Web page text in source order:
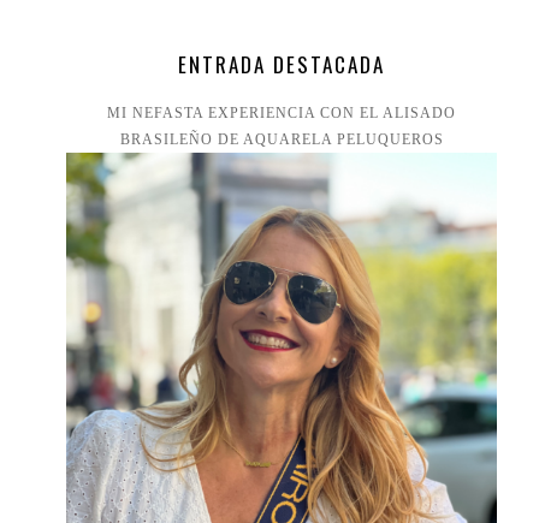
ENTRADA DESTACADA
MI NEFASTA EXPERIENCIA CON EL ALISADO
BRASILEÑO DE AQUARELA PELUQUEROS